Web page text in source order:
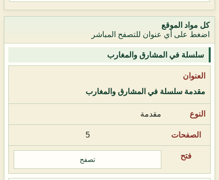
كل مواد الموقع
اضغط على أي عنوان للتصفح المباشر
سلسلة في المشارق والمغارب
مقدمة سلسلة في المشارق والمغارب
مقدمة
5
تصفح